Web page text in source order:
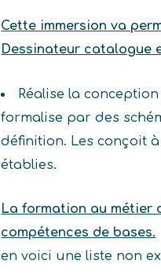
Cette immersion va
Dessinateur catalogue
Réalise la
formalise par des
définition. Les conçoit
établies.
La formation au métier
compétences de bases.
en voici une liste non